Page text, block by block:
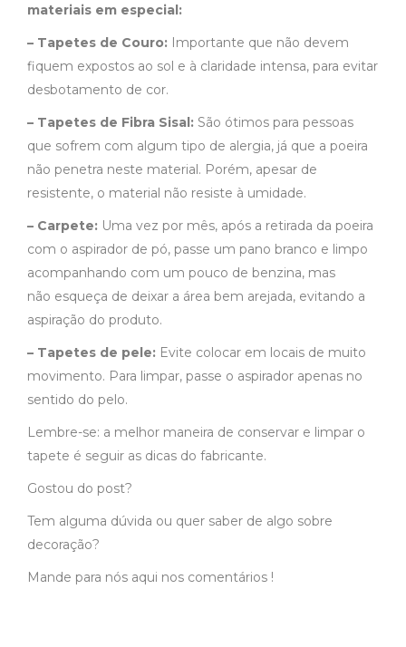
materiais em especial:
– Tapetes de Couro: Importante que não devem
fiquem expostos ao sol e à claridade intensa, para evitar
desbotamento de cor.
– Tapetes de Fibra Sisal: São ótimos para pessoas
que sofrem com algum tipo de alergia, já que a poeira
não penetra neste material. Porém, apesar de
resistente, o material não resiste à umidade.
– Carpete: Uma vez por mês, após a retirada da poeira
com o aspirador de pó, passe um pano branco e limpo
acompanhando com um pouco de benzina, mas
não esqueça de deixar a área bem arejada, evitando a
aspiração do produto.
– Tapetes de pele: Evite colocar em locais de muito
movimento. Para limpar, passe o aspirador apenas no
sentido do pelo.
Lembre-se: a melhor maneira de conservar e limpar o
tapete é seguir as dicas do fabricante.
Gostou do post?
Tem alguma dúvida ou quer saber de algo sobre
decoração?
Mande para nós aqui nos comentários !